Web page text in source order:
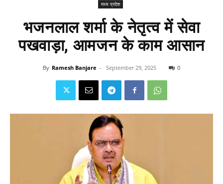
मध्य प्रदेश
भजनलाल शर्मा के नेतृत्व में सेवा
पखवाड़ा, आमजन के काम आसान
By Ramesh Banjare - September 29, 2025 0